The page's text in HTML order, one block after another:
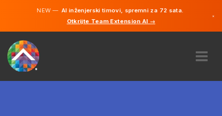
NEW —AI inženjerski timovi, spremni za 72 sata.
Otkrijte Team Extension AI →
×